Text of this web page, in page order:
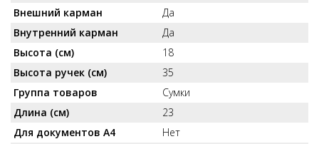
Внешний карман
Да
Внутренний карман
Да
Высота (см)
18
Высота ручек (см)
35
Группа товаров
Сумки
Длина (см)
23
Для документов А4
Нет